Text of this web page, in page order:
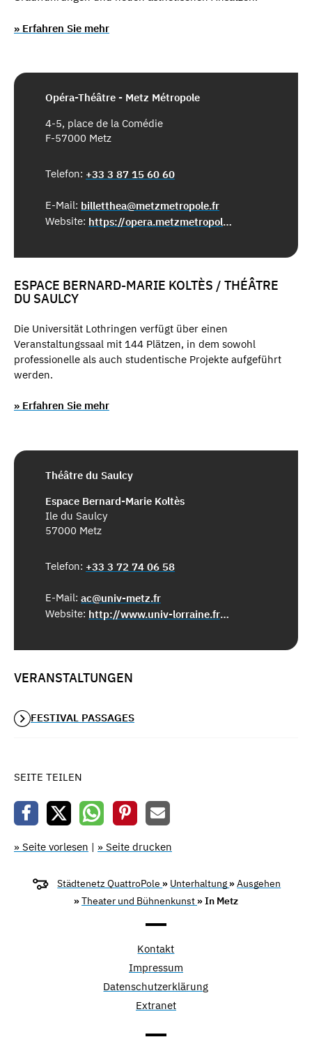
» Erfahren Sie mehr
Opéra-Théâtre - Metz Métropole
4-5, place de la Comédie
F-57000 Metz
Telefon: +33 3 87 15 60 60
E-Mail: billetthea@metzmetropole.fr
Website:
https://opera.metzmetropole.fr
ESPACE BERNARD-MARIE KOLTÈS / THÉÂTRE
DU SAULCY
Die Universität Lothringen verfügt über einen
Veranstaltungssaal mit 144 Plätzen, in dem sowohl
professionelle als auch studentische Projekte aufgeführt
werden.
» Erfahren Sie mehr
Théâtre du Saulcy
Espace Bernard-Marie Koltès
Ile du Saulcy
57000 Metz
Telefon: +33 3 72 74 06 58
E-Mail: ac@univ-metz.fr
Website:
http://www.univ-lorraine.fr/culture/espacebmk
VERANSTALTUNGEN
FESTIVAL PASSAGES
SEITE TEILEN
» Seite vorlesen | » Seite drucken
Städtenetz QuattroPole » Unterhaltung »Ausgehen
»Theater und Bühnenkunst » In Metz
Kontakt
Impressum
Datenschutzerklärung
Extranet